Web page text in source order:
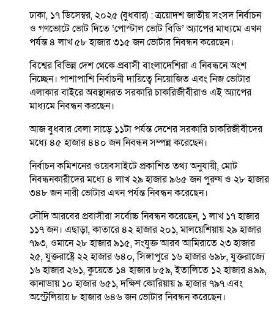
ঢাকা, ১৭ ডিসেম্বর, ২০২৫ (বুধবার) : ত্রয়োদশ জাতীয় সংসদ নির্বাচন
ও গণভোটে ভোট দিতে ‘পোস্টাল ভোট বিডি’ অ্যাপের মাধ্যমে এখন
পর্যন্ত ৪ লাখ ৫৮ হাজার ৩১৫ জন ভোটার নিবন্ধন করেছেন।
বিশ্বের বিভিন্ন দেশ থেকে প্রবাসী বাংলাদেশিরা এ নিবন্ধনে অংশ
নিচ্ছেন। পাশাপাশি নির্বাচনী দায়িত্বে নিয়োজিত এবং নিজ ভোটার
এলাকার বাইরে অবস্থানরত সরকারি চাকরিজীবীরাও এই অ্যাপের
মাধ্যমে নিবন্ধন করছেন।
আজ বুধবার বেলা সাড়ে ১১টা পর্যন্ত দেশের সরকারি চাকরিজীবীদের
মধ্যে ৪৫ হাজার ৪৪০ জন নিবন্ধন সম্পন্ন করেছেন।
নির্বাচন কমিশনের ওয়েবসাইটে প্রকাশিত তথ্য অনুযায়ী, মোট
নিবন্ধনকারীদের মধ্যে ৪ লাখ ২৯ হাজার ৯৬৫ জন পুরুষ ও ২৮ হাজার
৩৪৮ জন নারী ভোটার এখন পর্যন্ত নিবন্ধন করেছেন।
সৌদি আরবের প্রবাসীরা সর্বোচ্চ নিবন্ধন করেছেন, ১ লাখ ১৭ হাজার
১১৭ জন। এছাড়া, কাতারে ৪২ হাজার ২০১, মালয়েশিয়ায় ২৯ হাজার
৭৯৩, ওমানে ২৮ হাজার ৯১৫, সংযুক্ত আরব আমিরাতে ২৩ হাজার
২৫, যুক্তরাষ্ট্রে ২২ হাজার ৬৪০, সিঙ্গাপুরে ১৬ হাজার ৬৯৮, যুক্তরাজ্যে
১৬ হাজার ২৬১, কুয়েতে ১৪ হাজার ৮৫৯, ইতালিতে ১২ হাজার ৪৯৯,
কানাডায় ১০ হাজার ৬৫১, দক্ষিণ কোরিয়ায় ৯ হাজার ৭৯৭ এবং
অস্ট্রেলিয়ায় ৮ হাজার ৬৪৬ জন ভোটার নিবন্ধন করেছেন।